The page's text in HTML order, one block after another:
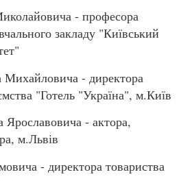
- професора
закладу "Київський
- директора
"Готель "Україна", м.Київ
- актора,
м.Львів
- директора товариства